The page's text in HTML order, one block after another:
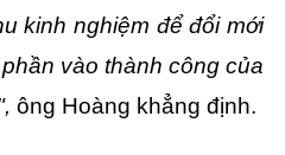
kinh nghiệm để đổi mới
vào thành công của
ông Hoàng khẳng định.